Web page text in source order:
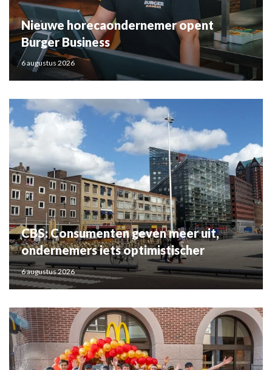
Nieuwe horecaondernemer opent
Burger Business
6 augustus 2026
CBS: Consumenten geven meer uit,
ondernemers iets optimistischer
6 augustus 2026